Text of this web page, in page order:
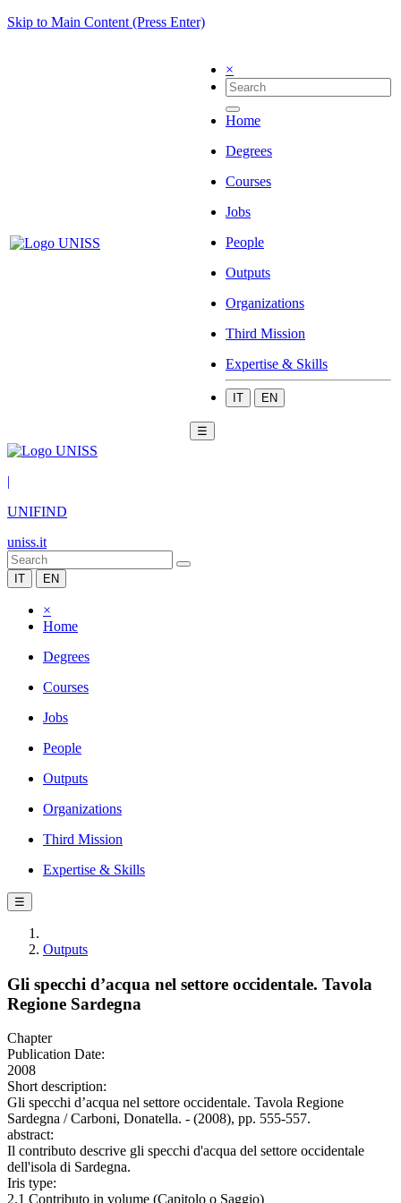
Skip to Main Content (Press Enter)
×
Home
Degrees
Courses
Jobs
People
Outputs
Organizations
Third Mission
Expertise & Skills
IT EN
☰
|
UNIFIND
uniss.it
IT EN
×
Home
Degrees
Courses
Jobs
People
Outputs
Organizations
Third Mission
Expertise & Skills
☰
Outputs
Gli specchi d’acqua nel settore occidentale. Tavola
Regione Sardegna
Chapter
Publication Date:
2008
Short description:
Gli specchi d’acqua nel settore occidentale. Tavola Regione
Sardegna / Carboni, Donatella. - (2008), pp. 555-557.
abstract:
Il contributo descrive gli specchi d'acqua del settore occidentale
dell'isola di Sardegna.
Iris type:
2.1 Contributo in volume (Capitolo o Saggio)